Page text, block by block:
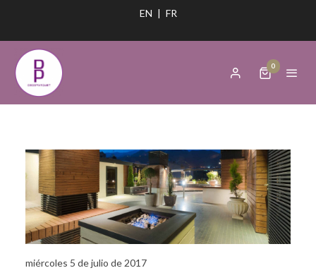
EN | FR
0
miércoles 5 de julio de 2017